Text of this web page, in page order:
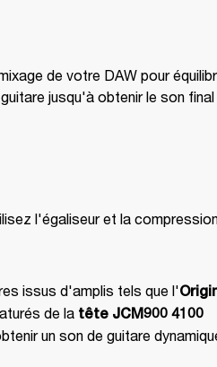
de votre DAW pour
jusqu'à obtenir le son final
l'égaliseur et la
issus d'amplis tels que l'
de la tête JCM900 4100
un son de guitare